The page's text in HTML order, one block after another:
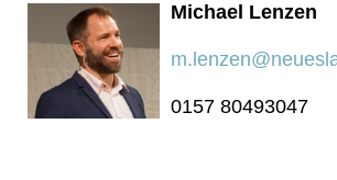
Michael Lenzen
0157 80493047